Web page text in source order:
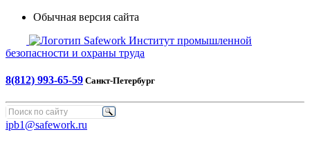
Обычная версия сайта
Safework Институт промышленной
безопасности и охраны труда
8(812) 993-65-59 Санкт-Петербург
ipb1@safework.ru